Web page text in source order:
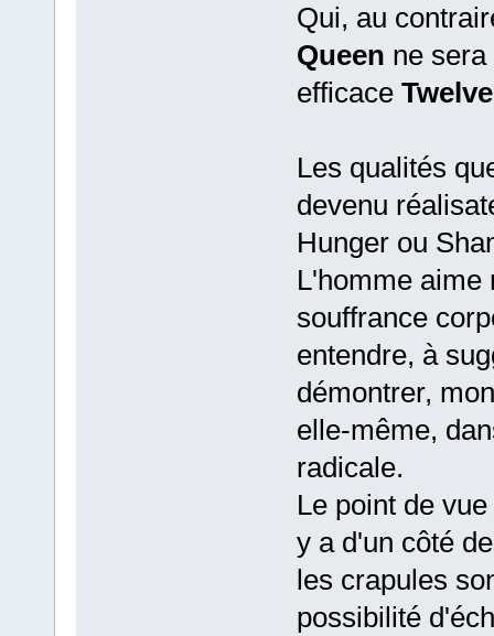
Qui, au
Queen ne
efficace
Les qualités
devenu
Hunger ou
L'homme aime
souffrance
entendre, à
démontrer,
elle-même,
radicale.
Le point de
y a d'un côté
les crapules
possibilité